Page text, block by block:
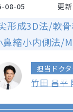
08-05 更新
形成3D法/軟
鼻縮小内側法/
担当ドク
竹田 昌平